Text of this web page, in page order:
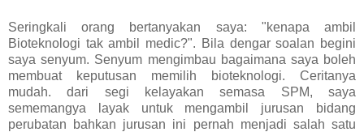
Seringkali orang bertanyakan saya: "kenapa ambil
Bioteknologi tak ambil medic?". Bila dengar soalan begini
saya senyum. Senyum mengimbau bagaimana saya boleh
membuat keputusan memilih bioteknologi. Ceritanya
mudah. dari segi kelayakan semasa SPM, saya
sememangya layak untuk mengambil jurusan bidang
perubatan bahkan jurusan ini pernah menjadi salah satu